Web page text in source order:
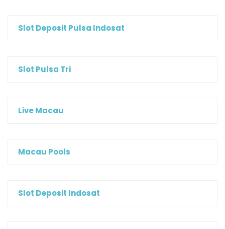
Slot Deposit Pulsa Indosat
Slot Pulsa Tri
Live Macau
Macau Pools
Slot Deposit Indosat